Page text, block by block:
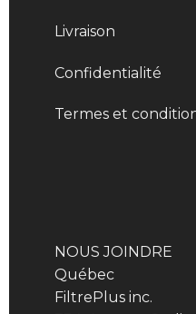
Livraison
Confidentialité
Termes et
NOUS JOINDRE
Québec
FiltrePlus inc.